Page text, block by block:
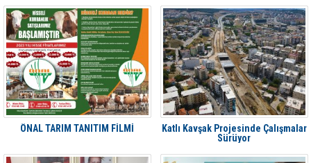
ÖNAL TARIM TANITIM FİLMİ
Katlı Kavşak Projesinde Çalışmalar
Sürüyor